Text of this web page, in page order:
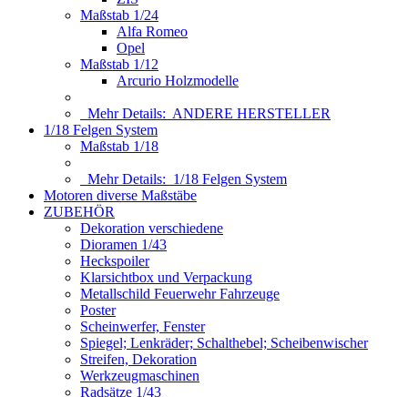
Maßstab 1/24
Alfa Romeo
Opel
Maßstab 1/12
Arcurio Holzmodelle
Mehr Details: ANDERE HERSTELLER
1/18 Felgen System
Maßstab 1/18
Mehr Details: 1/18 Felgen System
Motoren diverse Maßstäbe
ZUBEHÖR
Dekoration verschiedene
Dioramen 1/43
Heckspoiler
Klarsichtbox und Verpackung
Metallschild Feuerwehr Fahrzeuge
Poster
Scheinwerfer, Fenster
Spiegel; Lenkräder; Schalthebel; Scheibenwischer
Streifen, Dekoration
Werkzeugmaschinen
Radsätze 1/43